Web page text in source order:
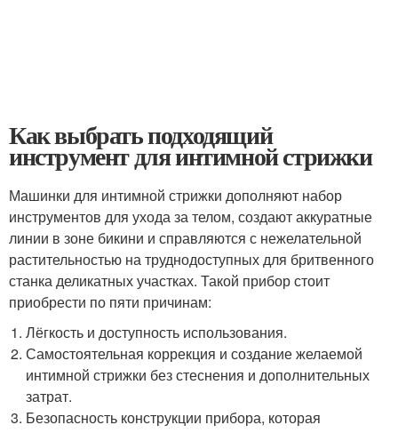
Как выбрать подходящий
инструмент для интимной стрижки
Машинки для интимной стрижки дополняют набор
инструментов для ухода за телом, создают аккуратные
линии в зоне бикини и справляются с нежелательной
растительностью на труднодоступных для бритвенного
станка деликатных участках. Такой прибор стоит
приобрести по пяти причинам:
Лёгкость и доступность использования.
Самостоятельная коррекция и создание желаемой
интимной стрижки без стеснения и дополнительных
затрат.
Безопасность конструкции прибора, которая